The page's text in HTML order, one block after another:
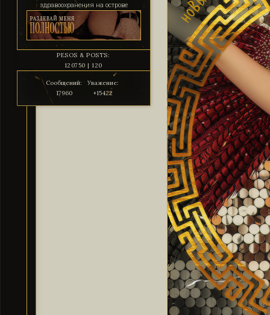
здравоохранения на острове
PESOS & POSTS:
120750 | 120
Сообщений:
17960
Уважение:
+15422